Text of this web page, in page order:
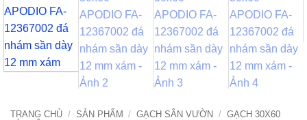
TRANG CHỦ / SẢN PHẨM / GẠCH SÂN VƯỜN / GẠCH 30X60